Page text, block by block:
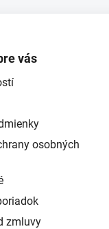
d
e
p
r
y
v
ý
vás
osobných
zmluvy